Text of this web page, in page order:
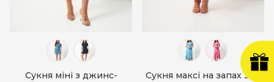
Сукня міні з джинс-
Сукня максі на запах з V-